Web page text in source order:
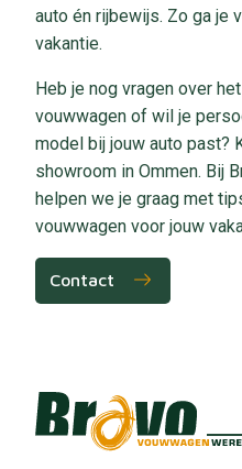
auto én rijbewijs. Zo ga je
vakantie.
Heb je nog vragen over
vouwwagen of wil je
model bij jouw auto past?
showroom in Ommen. Bij
helpen we je graag met
vouwwagen voor jouw
Contact